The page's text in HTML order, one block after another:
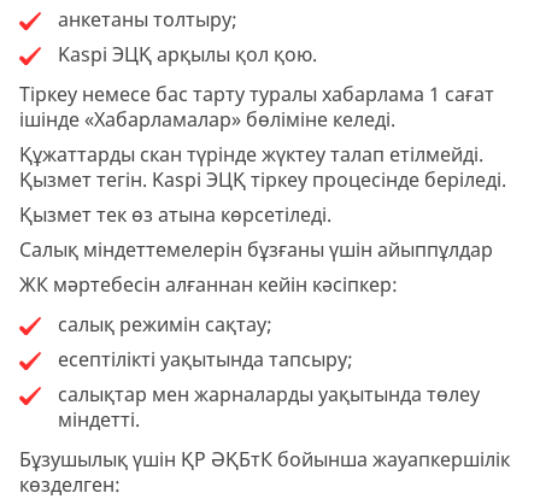
анкетаны толтыру;
Kaspi ЭЦҚ арқылы қол қою.
Тіркеу немесе бас тарту туралы хабарлама 1 сағат
ішінде «Хабарламалар» бөліміне келеді.
Құжаттарды скан түрінде жүктеу талап етілмейді.
Қызмет тегін. Kaspi ЭЦҚ тіркеу процесінде беріледі.
Қызмет тек өз атына көрсетіледі.
Салық міндеттемелерін бұзғаны үшін айыппұлдар
ЖК мәртебесін алғаннан кейін кәсіпкер:
салық режимін сақтау;
есептілікті уақытында тапсыру;
салықтар мен жарналарды уақытында төлеу
міндетті.
Бұзушылық үшін ҚР ӘҚБтК бойынша жауапкершілік
көзделген: